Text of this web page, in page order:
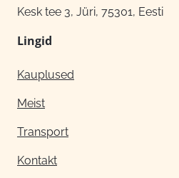
Kesk tee 3, Jüri, 75301, Eesti
Lingid
Kauplused
Meist
Transport
Kontakt